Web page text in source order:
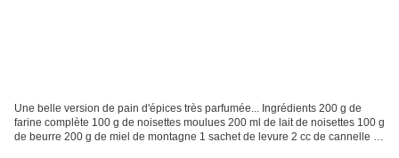
Une belle version de pain d'épices très parfumée... Ingrédients 200 g de
farine complète 100 g de noisettes moulues 200 ml de lait de noisettes 100 g
de beurre 200 g de miel de montagne 1 sachet de levure 2 cc de cannelle 2